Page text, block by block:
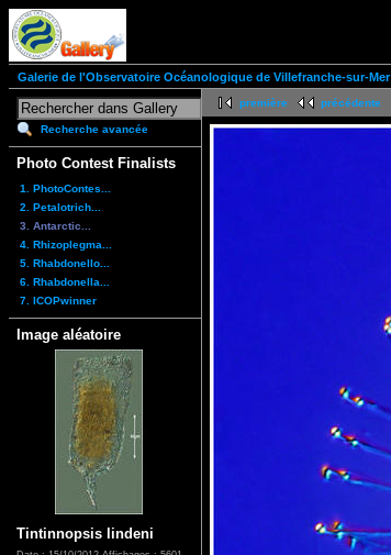
Galerie de l'Observatoire Océanologique de Villefranche-sur-Mer
Recherche avancée
Photo Contest Finalists
1. PhotoContes...
2. Petalotrich...
3. Antarctic...
4. Rhizoplegma...
5. Rhabdonello...
6. Rhabdonella...
7. ICOPwinner
Image aléatoire
Tintinnopsis lindeni
première précédente